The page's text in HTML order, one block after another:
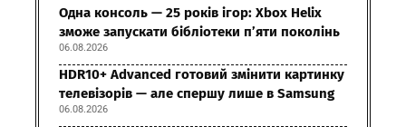
Одна консоль — 25 років ігор: Xbox Helix
зможе запускати бібліотеки п’яти поколінь
06.08.2026
HDR10+ Advanced готовий змінити картинку
телевізорів — але спершу лише в Samsung
06.08.2026